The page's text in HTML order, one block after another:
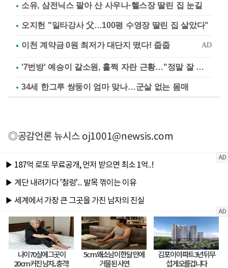
소유, 삼전닉스 팔아 산 사우나·헬스장 딸린 집 눈길
오지헌 "일타강사 父…100평 수영장 딸린 집 살았다"
'7번방' 예승이 갈소원, 훌쩍 자란 근황…"정말 잘 컸다"
34세 한그루 쌍둥이 엄마 맞나…군살 없는 몸매
◎공감언론 뉴시스oj1001@newsis.com